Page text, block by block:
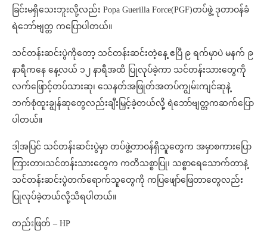
ခြင်းမရှိသေးဘူးလို့လည်း Popa Guerilla Force(PGF)တပ်ဖွဲ့ ဒုတာဝန်ခံ
ရဲဘော်ဗျတ္တ ကပြောပါတယ်။
သင်တန်းဆင်းပွဲကိုတော့ သင်တန်းဆင်းတဲ့နေ့ ဧပြီ ၉ ရက်မှာပဲ မနက် ၉
နာရီကနေ နေ့လယ် ၁၂ နာရီအထိ ပြုလုပ်ခဲ့ကာ သင်တန်းသားတွေကို
လက်ဖြောင့်တပ်သားဆု၊ သေနတ်အဖြုတ်အတပ်ကျွမ်းကျင်ဆုနဲ့
ဘက်စုံထူးချွန်ဆုတွေလည်းချီးမြှင့်ခဲ့တယ်လို့ ရဲဘော်ဗျတ္တကဆက်ပြော
ပါတယ်။
ဒါ့အပြင် သင်တန်းဆင်းပွဲမှာ တပ်ဖွဲ့တာဝန်ရှိသူတွေက အမှာစကားပြော
ကြားတာ၊သင်တန်းသားတွေက ကတိသစ္စာပြု၊ သစ္စာရေသောက်တာနဲ့
သင်တန်းဆင်းပွဲတက်ရောက်သူတွေကို ကပြဖျော်ဖြေတာတွေလည်း
ပြုလုပ်ခဲ့တယ်လို့သိရပါတယ်။
တည်းဖြတ် – HP⁩